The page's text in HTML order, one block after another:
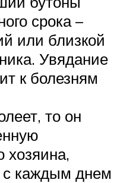
срока –
или близкой
Увядание
к болезням
то он
хозяина,
с каждым днем